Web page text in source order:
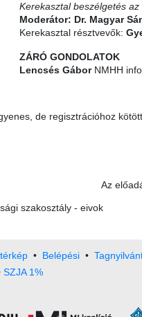
Kerekasztal beszélgetés
Moderátor: Dr. Magyar
Kerekasztal résztvevők:
ZÁRÓ GONDOLATOK
Lencsés GáborNMHH
de regisztrációhoz
Az
szakosztály - eivok
• Belépési •
SZJA 1%